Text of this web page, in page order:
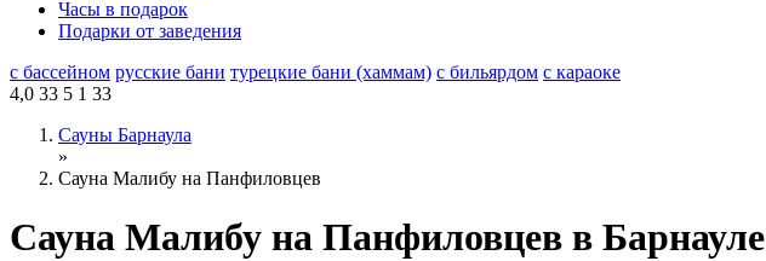
Часы в подарок
Подарки от заведения
с бассейном русские бани турецкие бани (хаммам) с бильярдом с караоке
4,0 33 5 1 33
Сауны Барнаула
»
Сауна Малибу на Панфиловцев
Сауна Малибу на Панфиловцев в Барнауле